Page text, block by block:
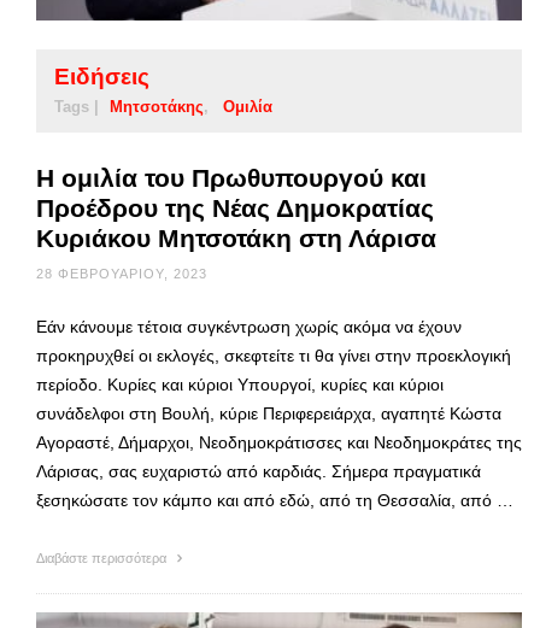
Ειδήσεις
Tags | Μητσοτάκης Ομιλία
Η ομιλία του Πρωθυπουργού και
Προέδρου της Νέας Δημοκρατίας
Κυριάκου Μητσοτάκη στη Λάρισα
28 ΦΕΒΡΟΥΑΡΊΟΥ, 2023
Εάν κάνουμε τέτοια συγκέντρωση χωρίς ακόμα να έχουν
προκηρυχθεί οι εκλογές, σκεφτείτε τι θα γίνει στην προεκλογική
περίοδο. Κυρίες και κύριοι Υπουργοί, κυρίες και κύριοι
συνάδελφοι στη Βουλή, κύριε Περιφερειάρχα, αγαπητέ Κώστα
Αγοραστέ, Δήμαρχοι, Νεοδημοκράτισσες και Νεοδημοκράτες της
Λάρισας, σας ευχαριστώ από καρδιάς. Σήμερα πραγματικά
ξεσηκώσατε τον κάμπο και από εδώ, από τη Θεσσαλία, από …
Διαβάστε περισσότερα